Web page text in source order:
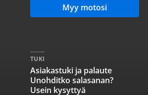
Myy motosi
TUKI
Asiakastuki ja palaute
Unohditko salasanan?
Usein kysyttyä